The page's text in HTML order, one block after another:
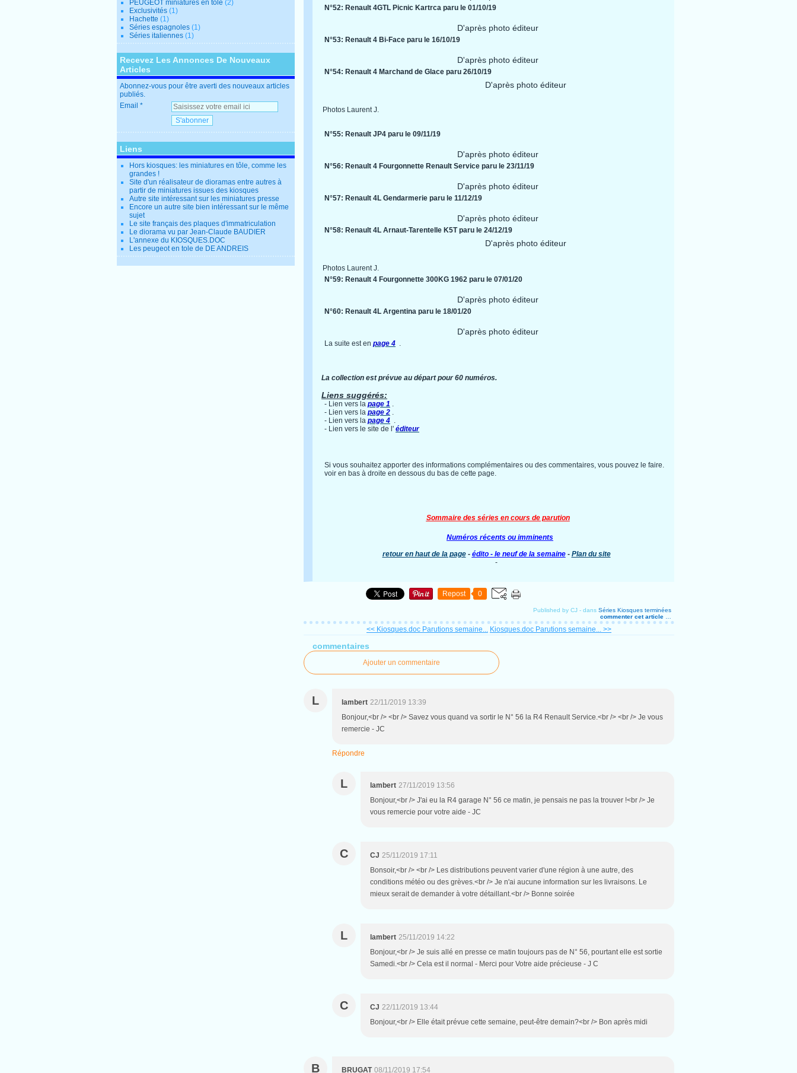
PEUGEOT miniatures en tôle (2)
Exclusivités (1)
Hachette (1)
Séries espagnoles (1)
Séries italiennes (1)
Recevez Les Annonces De Nouveaux
Articles
Abonnez-vous pour être averti des nouveaux articles
publiés.
Email
Liens
Hors kiosques: les miniatures en tôle, comme les
grandes !
Site d'un réalisateur de dioramas entre autres à
partir de miniatures issues des kiosques
Autre site intéressant sur les miniatures presse
Encore un autre site bien intéressant sur le même
sujet
Le site français des plaques d'immatriculation
Le diorama vu par Jean-Claude BAUDIER
L'annexe du KIOSQUES.DOC
Les peugeot en tole de DE ANDREIS
N°52: Renault 4GTL Picnic Kartrca paru le 01/10/19
D'après photo éditeur
N°53: Renault 4 Bi-Face paru le 16/10/19
D'après photo éditeur
N°54: Renault 4 Marchand de Glace paru 26/10/19
D'après photo éditeur
Photos Laurent J.
N°55: Renault JP4 paru le 09/11/19
D'après photo éditeur
N°56: Renault 4 Fourgonnette Renault Service paru le 23/11/19
D'après photo éditeur
N°57: Renault 4L Gendarmerie paru le 11/12/19
D'après photo éditeur
N°58: Renault 4L Arnaut-Tarentelle K5T paru le 24/12/19
D'après photo éditeur
Photos Laurent J.
N°59: Renault 4 Fourgonnette 300KG 1962 paru le 07/01/20
D'après photo éditeur
N°60: Renault 4L Argentina paru le 18/01/20
D'après photo éditeur
La suite est en page 4 .
La collection est prévue au départ pour 60 numéros.
Liens suggérés:
- Lien vers la page 1 .
- Lien vers la page 2 .
- Lien vers la page 4 .
- Lien vers le site de l' éditeur
Si vous souhaitez apporter des informations complémentaires ou des commentaires, vous pouvez le faire.
voir en bas à droite en dessous du bas de cette page.
Sommaire des séries en cours de parution
Numéros récents ou imminents
retour en haut de la page- édito - le neuf de la semaine- Plan du site
-
Repost 0
Published by CJ - dans Séries Kiosques terminées
commenter cet article
<< Kiosques.doc Parutions semaine... Kiosques.doc Parutions semaine... >>
commentaires
Ajouter un commentaire
L lambert 22/11/2019 13:39
Bonjour,<br /> <br /> Savez vous quand va sortir le N° 56 la R4 Renault Service.<br /> <br /> Je vous
remercie - JC
Répondre
L lambert 27/11/2019 13:56
Bonjour,<br /> J'ai eu la R4 garage N° 56 ce matin, je pensais ne pas la trouver !<br /> Je
vous remercie pour votre aide - JC
C CJ 25/11/2019 17:11
Bonsoir,<br /> <br /> Les distributions peuvent varier d'une région à une autre, des
conditions météo ou des grèves.<br /> Je n'ai aucune information sur les livraisons. Le
mieux serait de demander à votre détaillant.<br /> Bonne soirée
L lambert 25/11/2019 14:22
Bonjour,<br /> Je suis allé en presse ce matin toujours pas de N° 56, pourtant elle est sortie
Samedi.<br /> Cela est il normal - Merci pour Votre aide précieuse - J C
C CJ 22/11/2019 13:44
Bonjour,<br /> Elle était prévue cette semaine, peut-être demain?<br /> Bon après midi
B BRUGAT 08/11/2019 17:54